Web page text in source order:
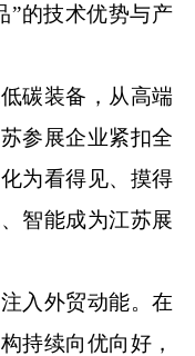
”的技术优势与产
碳装备，从高端
参展企业紧扣全
为看得见、摸得
智能成为江苏展
入外贸动能。在
持续向优向好，